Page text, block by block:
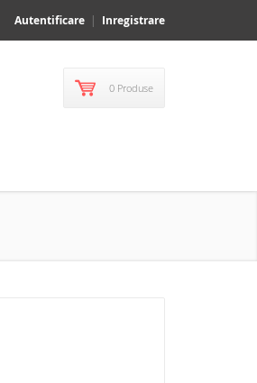
Autentificare Inregistrare
0 Produse